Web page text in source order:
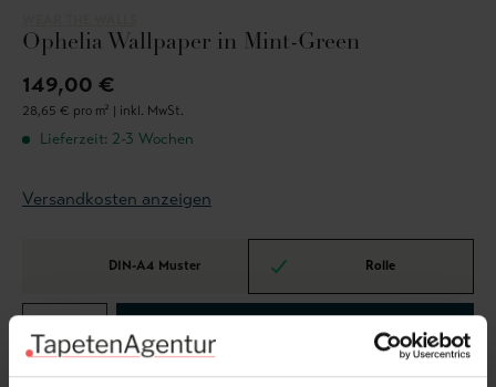
Ophelia Wallpaper in Mint-Green
149,00 €
28,65 € pro m² | inkl. MwSt.
Lieferzeit: 2-3 Wochen
Versandkosten anzeigen
DIN-A4 Muster Rolle
Wie viel brauche ich?